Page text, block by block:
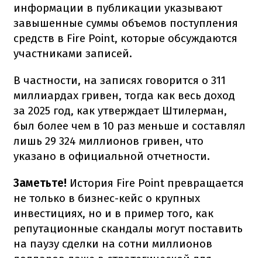
информации в публикации указывают
завышенные суммы объемов поступления
средств в Fire Point, которые обсуждаются
участниками записей.
В частности, на записях говорится о 311
миллиардах гривен, тогда как весь доход
за 2025 год, как утверждает Штилерман,
был более чем в 10 раз меньше и составлял
лишь 29 324 миллионов гривен, что
указано в официальной отчетности.
Заметьте! История Fire Point превращается
не только в бизнес-кейс о крупных
инвестициях, но и в пример того, как
репутационные скандалы могут поставить
на паузу сделки на сотни миллионов